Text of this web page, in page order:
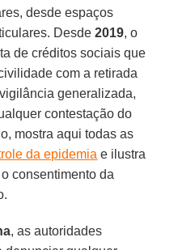
desde espaços
Desde2019, o
de créditos sociais que
com a retirada
generalizada,
contestação do
mostra aqui todas as
da epidemia e ilustra
consentimento da
, as autoridades